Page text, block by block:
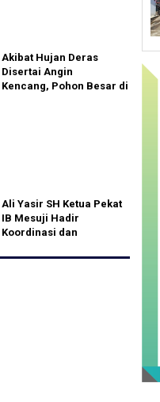
Akibat Hujan Deras
Disertai Angin
Kencang, Pohon Besar di
Ali Yasir SH Ketua Pekat
IB Mesuji Hadir
Koordinasi dan
IB Lampung